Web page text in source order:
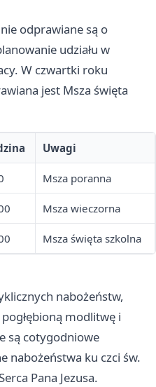
odprawiane są o
udziału w
W czwartki roku
jest Msza święta
Uwagi
Msza poranna
Msza wieczorna
Msza święta szkolna
nabożeństw,
modlitwę i
są cotygodniowe
nabożeństwa ku czci św.
Pana Jezusa.